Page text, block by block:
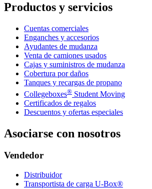
Productos y servicios
Cuentas comerciales
Enganches y accesorios
Ayudantes de mudanza
Venta de camiones usados
Cajas y suministros de mudanza
Cobertura por daños
Tanques y recargas de propano
Collegeboxes® Student Moving
Certificados de regalos
Descuentos y ofertas especiales
Asociarse con nosotros
Vendedor
Distribuidor
Transportista de carga U-Box®